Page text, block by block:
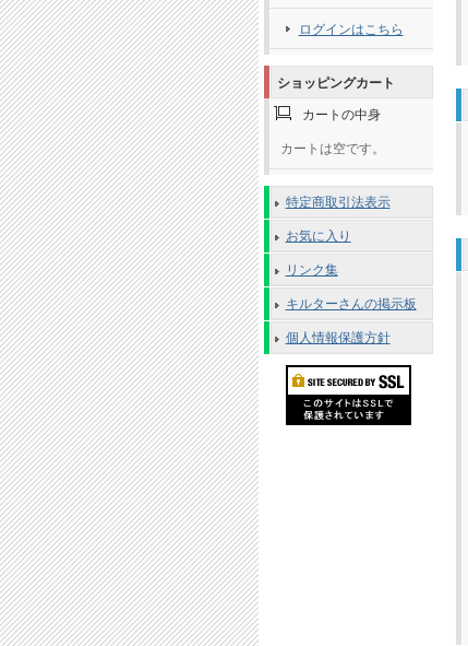
ログインはこちら
ショッピングカート
カートの中身
カートは空です。
特定商取引法表示
お気に入り
リンク集
キルターさんの掲示板
個人情報保護方針